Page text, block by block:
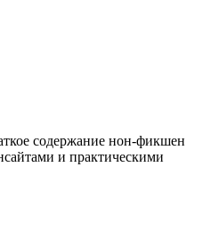
содержание нон-фикшен
и практическими